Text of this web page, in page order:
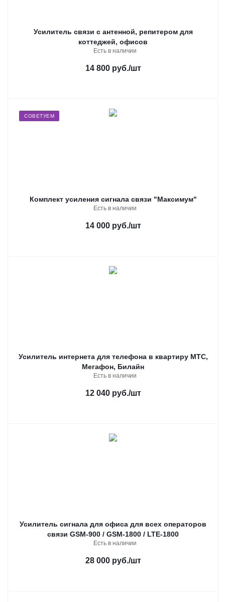
Усилитель связи с антенной, репитером для
коттеджей, офисов
Есть в наличии
14 800 руб./шт
СОВЕТУЕМ
Комплект усиления сигнала связи "Максимум"
Есть в наличии
14 000 руб./шт
Усилитель интернета для телефона в квартиру МТС,
Мегафон, Билайн
Есть в наличии
12 040 руб./шт
Усилитель сигнала для офиса для всех операторов
связи GSM-900 / GSM-1800 / LTE-1800
Есть в наличии
28 000 руб./шт